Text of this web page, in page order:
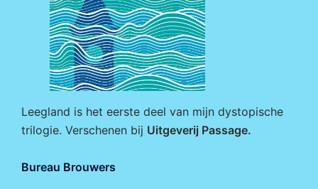
Leegland is het eerste deel van mijn dystopische
trilogie. Verschenen bij Uitgeverij Passage.
Bureau Brouwers